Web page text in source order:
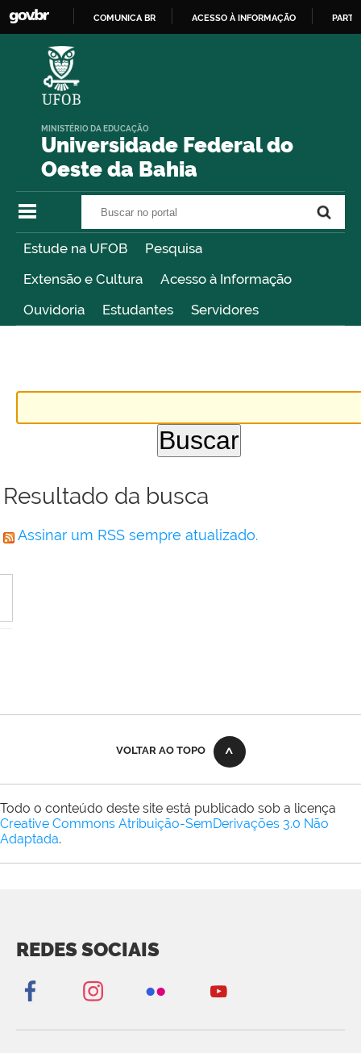
COMUNICA BR ACESSO À INFORMAÇÃO
Universidade Federal do
Oeste da Bahia
MINISTÉRIO DA EDUCAÇÃO
Estude na UFOB
Pesquisa
Extensão e Cultura
Acesso à Informação
Ouvidoria
Estudantes Servidores
Resultado da busca
Assinar um RSS sempre atualizado.
VOLTAR AO TOPO
Todo o conteúdo deste site está publicado sob a licença
Creative Commons Atribuição-SemDerivações 3.0 Não
Adaptada.
REDES SOCIAIS